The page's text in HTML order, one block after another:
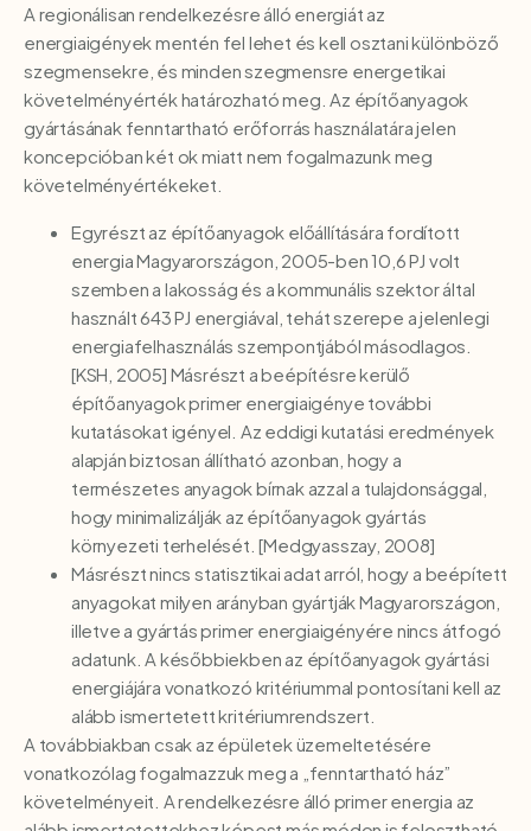
A regionálisan rendelkezésre álló energiát az
energiaigények mentén fel lehet és kell osztani különböző
szegmensekre, és minden szegmensre energetikai
követelményérték határozható meg. Az építőanyagok
gyártásának fenntartható erőforrás használatára jelen
koncepcióban két ok miatt nem fogalmazunk meg
követelményértékeket.
Egyrészt az építőanyagok előállítására fordított
energia Magyarországon, 2005-ben 10,6 PJ volt
szemben a lakosság és a kommunális szektor által
használt 643 PJ energiával, tehát szerepe a jelenlegi
energiafelhasználás szempontjából másodlagos.
[KSH, 2005] Másrészt a beépítésre kerülő
építőanyagok primer energiaigénye további
kutatásokat igényel. Az eddigi kutatási eredmények
alapján biztosan állítható azonban, hogy a
természetes anyagok bírnak azzal a tulajdonsággal,
hogy minimalizálják az építőanyagok gyártás
környezeti terhelését. [Medgyasszay, 2008]
Másrészt nincs statisztikai adat arról, hogy a beépített
anyagokat milyen arányban gyártják Magyarországon,
illetve a gyártás primer energiaigényére nincs átfogó
adatunk. A későbbiekben az építőanyagok gyártási
energiájára vonatkozó kritériummal pontosítani kell az
alább ismertetett kritériumrendszert.
A továbbiakban csak az épületek üzemeltetésére
vonatkozólag fogalmazzuk meg a „fenntartható ház”
követelményeit. A rendelkezésre álló primer energia az